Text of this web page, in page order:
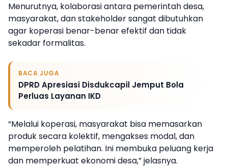
Menurutnya, kolaborasi antara pemerintah desa,
masyarakat, dan stakeholder sangat dibutuhkan
agar koperasi benar-benar efektif dan tidak
sekadar formalitas.
BACA JUGA
DPRD Apresiasi Disdukcapil Jemput Bola
Perluas Layanan IKD
“Melalui koperasi, masyarakat bisa memasarkan
produk secara kolektif, mengakses modal, dan
memperoleh pelatihan. Ini membuka peluang kerja
dan memperkuat ekonomi desa,” jelasnya.